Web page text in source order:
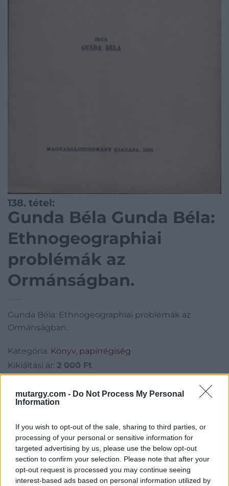
mutargy.com - Do Not Process My Personal
Information
If you wish to opt-out of the sale, sharing to third parties, or
processing of your personal or sensitive information for
targeted advertising by us, please use the below opt-out
section to confirm your selection. Please note that after your
opt-out request is processed you may continue seeing
interest-based ads based on personal information utilized by
138. tétel:
Gunda Béla Gunda Béla:
Ethnogeographiai
problémák az
Ormánságban.
Gunda Béla: Ethnogeographiai problémák az
Ormánságban.
Kategória: Könyv, papírrégiség
Kikiáltási ár: 2 000 Ft
Aukció adatai
Aukció dátuma: 2023.05.14
Aukció ideje: 18:00
Aukció helye:https://aukcio.net
Tételszám: 138